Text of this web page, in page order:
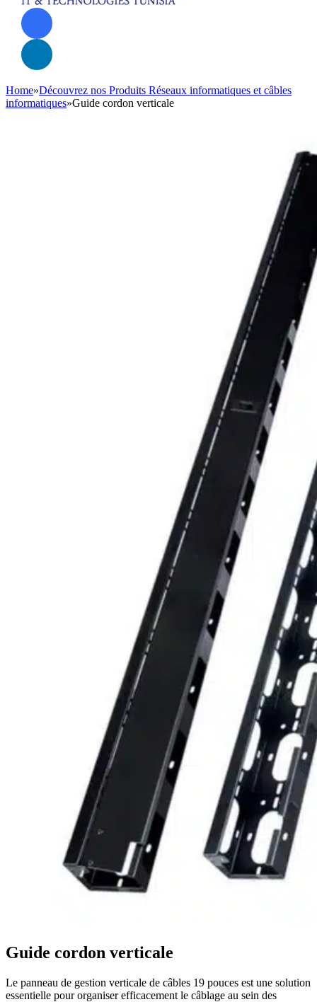
Home»Découvrez nos Produits Réseaux informatiques et câbles
informatiques»Guide cordon verticale
Guide cordon verticale
Le panneau de gestion verticale de câbles 19 pouces est une solution
essentielle pour organiser efficacement le câblage au sein des